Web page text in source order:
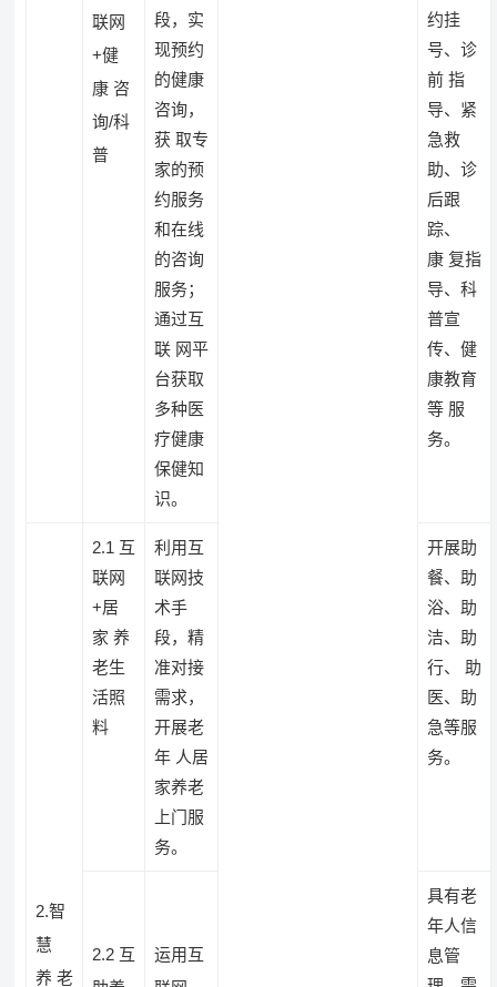
联网
+健
康 咨
询/科
普
段，实
现预约
的健康
咨询，
获 取专
家的预
约服务
和在线
的咨询
服务；
通过互
联 网平
台获取
多种医
疗健康
保健知
识。
约挂
号、诊
前 指
导、紧
急救
助、诊
后跟
踪、
康 复指
导、科
普宣
传、健
康教育
等 服
务。
2.智
慧
养 老
2.1 互
联网
+居
家 养
老生
活照
料
利用互
联网技
术手
段，精
准对接
需求，
开展老
年 人居
家养老
上门服
务。
开展助
餐、助
浴、助
洁、助
行、 助
医、助
急等服
务。
2.2 互
运用互
具有老
年人信
息管